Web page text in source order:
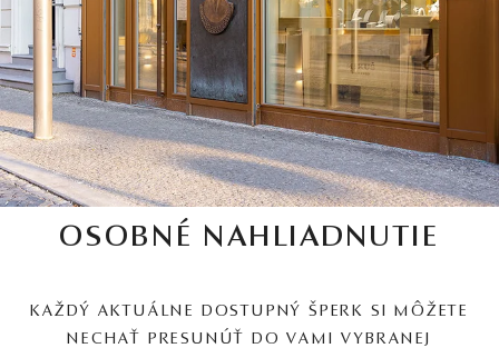
OSOBNÉ NAHLIADNUTIE
KAŽDÝ AKTUÁLNE DOSTUPNÝ ŠPERK SI MÔŽETE
NECHAŤ PRESUNÚŤ DO VAMI VYBRANEJ